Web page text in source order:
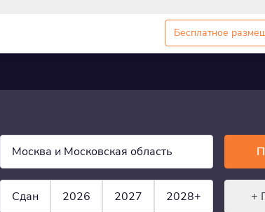
Бесплатное
Москва и Московская область
Сдан 2026 2027 2028+ +